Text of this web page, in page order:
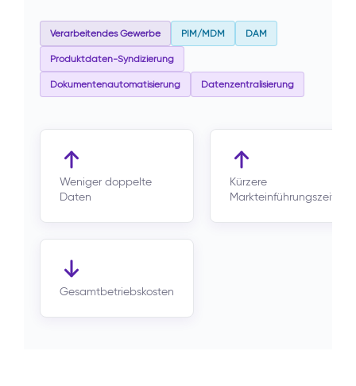
Verarbeitendes Gewerbe PIM/MDM DAM
Produktdaten-Syndizierung
Dokumentenautomatisierung Datenzentralisierung
Weniger doppelte
Daten
Kürzere
Markteinführungszeit
Gesamtbetriebskosten